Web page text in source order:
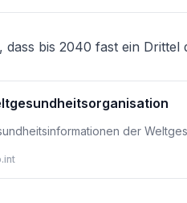
dass bis 2040 fast ein
der